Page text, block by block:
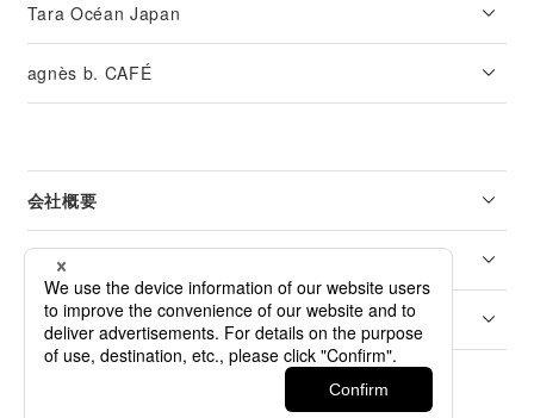
Tara Océan Japan
agnès b. CAFÉ
会社概要
リーガル
カスタマーサービス